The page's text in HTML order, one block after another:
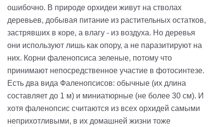
ошибочно. В природе орхидеи живут на стволах
деревьев, добывая питание из растительных остатков,
застрявших в коре, а влагу - из воздуха. Но деревья
они используют лишь как опору, а не паразитируют на
них. Корни фаленопсиса зеленые, потому что
принимают непосредственное участие в фотосинтезе.
Есть два вида Фаленопсисов: обычные (их длина
составляет до 1 м) и миниатюрные (не более 30 см). И
хотя фаленопсис считаются из всех орхидей самыми
неприхотливыми, в их домашней жизни тоже